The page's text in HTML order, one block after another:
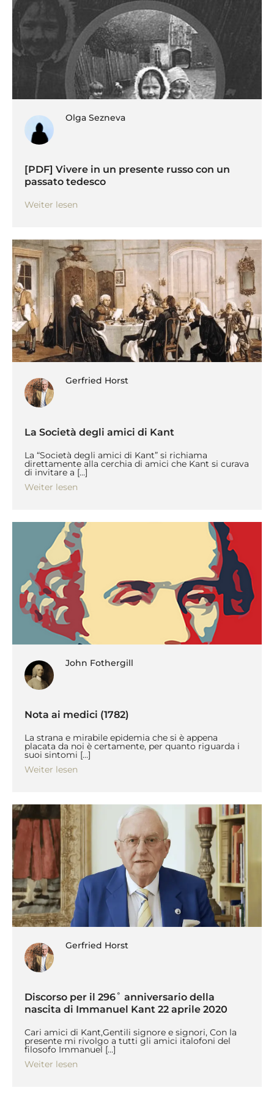
Olga Sezneva
[PDF] Vivere in un presente russo con un
passato tedesco
Weiter lesen
Gerfried Horst
La Società degli amici di Kant
La “Società degli amici di Kant” si richiama
direttamente alla cerchia di amici che Kant si curava
di invitare a […]
Weiter lesen
John Fothergill
Nota ai medici (1782)
La strana e mirabile epidemia che si è appena
placata da noi è certamente, per quanto riguarda i
suoi sintomi […]
Weiter lesen
Gerfried Horst
Discorso per il 296˚ anniversario della
nascita di Immanuel Kant 22 aprile 2020
Cari amici di Kant,Gentili signore e signori, Con la
presente mi rivolgo a tutti gli amici italofoni del
filosofo Immanuel […]
Weiter lesen